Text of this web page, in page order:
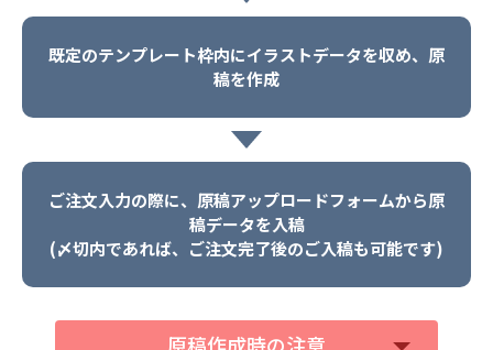
既定のテンプレート枠内にイラストデータを収め、原
稿を作成
ご注文入力の際に、原稿アップロードフォームから原
稿データを入稿
(〆切内であれば、ご注文完了後のご入稿も可能です)
原稿作成時の注意